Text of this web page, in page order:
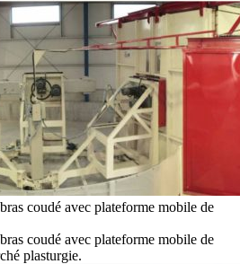
coudé avec plateforme mobile de
coudé avec plateforme mobile de
plasturgie.